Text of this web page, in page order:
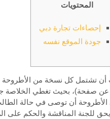
المحتويات
إحصاءات تجارة دبي
جودة الموقع نفسه
أن توصى في حالة
يحق للجنة المناقشة والحكم